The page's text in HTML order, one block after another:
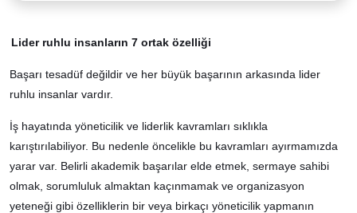
Lider ruhlu insanların 7 ortak özelliği
Başarı tesadüf değildir ve her büyük başarının arkasında lider
ruhlu insanlar vardır.
İş hayatında yöneticilik ve liderlik kavramları sıklıkla
karıştırılabiliyor. Bu nedenle öncelikle bu kavramları ayırmamızda
yarar var. Belirli akademik başarılar elde etmek, sermaye sahibi
olmak, sorumluluk almaktan kaçınmamak ve organizasyon
yeteneği gibi özelliklerin bir veya birkaçı yöneticilik yapmanın